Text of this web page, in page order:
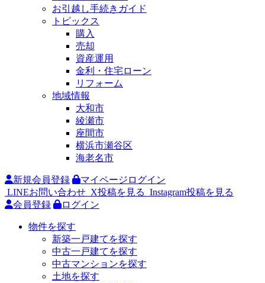
お引越し手続きガイド
トピックス
購入
売却
資産運用
金利・住宅ローン
リフォーム
地域情報
大和市
綾瀬市
座間市
横浜市瀬谷区
海老名市
新規会員登録
マイページログイン
LINEお問い合わせ X投稿を見る Instagram投稿を見る
会員登録
ログイン
物件を探す
新築一戸建てを探す
中古一戸建てを探す
中古マンションを探す
土地を探す